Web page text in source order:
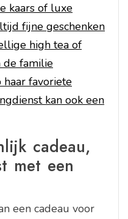
kaars of luxe
fijne geschenken
high tea of
de familie
haar favoriete
kan ook een
cadeau,
met een
een cadeau voor